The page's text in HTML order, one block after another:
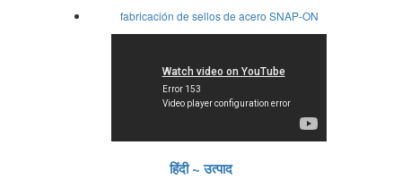
fabricación de sellos de acero SNAP-ON
हिंदी ~ उत्पाद